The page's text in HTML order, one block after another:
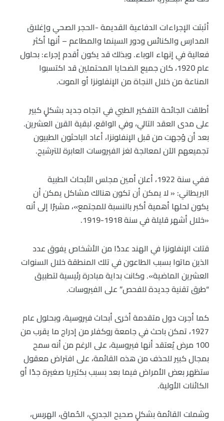
أثبتت الإجراءات الدفاعية القديمة -الحجر الصحي وإغلاق
المدارس والكنائس ودور السينما والمطاعم – أنها أكثر
فعالية في إنهاء الوباء. وبذلك قد يكون أقدم إجراء: بحلول
عام 1920، كان جميع الضحايا المحتملين قد اكتسبوا
المناعة من خلال النجاة من الإنفلونزا أو الموت.
أطلقت الجائحة التفكير الطبي في اتجاه جديد بشكلٍ كبير
على مدى العقد التالي، وفي الواقع، لبقية القرن العشرين.
بعد أن وُجهت من قبل الإنفلونزا، أعاد الباحثون الطبيون
تجميعهم الآن لمعالجة لغز الفيروسات العابرة للترشيح.
ففي سنة 1922، أعلن أمين مجلس الأبحاث الطبية
البريطاني: « لا يمكن أن تكون هنالك مشاكل يمكن أن
يكون لحلها أهمية أكبر بالنسبة للمجتمع»، مشيرًا إلى أنه
«خلال أشهر قليلة في سنة 1918-1919.
قتلت الإنفلونزا في الهند عددًا من الأشخاص يفوق عدد
الذين ماتوا بسبب الطاعون في تلك المنطقة خلال السنوات
العشرين الماضية». وكانت بداية مبادرة رئيسية لتطبيق
“طرق تقنية جديدة للفحص” على الفيروسات.
كما أجرت دول متقدمة أخرى أبحاث فيروسية، وبحلول عام
1927، تمكن باحث في جامعة روكفلر من إدراج ما يقرب من
100 مرض يُعتقد أنها فيروسية، على الرغم من أنه سمح
بمجال كبير للحذف من هذه القائمة، على افتراض معقول
ستظهر بعض الأمراض فيما بعد بسبب بكتيريا صغيرة جدًا أو
الكائنات الأولية.
وشملت القائمة بشكلٍ صحيح الجدري، الحُماق، الهربس،